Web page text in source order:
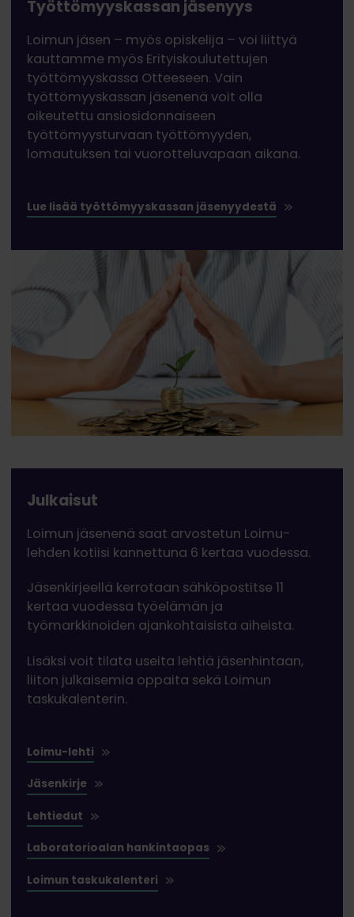
Työttömyyskassan jäsenyys
Loimun jäsen – myös opiskelija – voi liittyä
kauttamme myös Erityiskoulutettujen
työttömyyskassa Otteeseen. Vain
työttömyyskassan jäsenenä voit olla
oikeutettu ansiosidonnaiseen
työttömyysturvaan työttömyyden,
lomautuksen tai vuorotteluvapaan aikana.
Lue lisää työttömyyskassan jäsenyydestä
Julkaisut
Loimun jäsenenä saat arvostetun Loimu-
lehden kotiisi kannettuna 6 kertaa vuodessa.
Jäsenkirjeellä kerrotaan sähköpostitse 11
kertaa vuodessa työelämän ja
työmarkkinoiden ajankohtaisista aiheista.
Lisäksi voit tilata useita lehtiä jäsenhintaan,
liiton julkaisemia oppaita sekä Loimun
taskukalenterin.
Loimu-lehti
Jäsenkirje
Lehtiedut
Laboratorioalan hankintaopas
Loimun taskukalenteri